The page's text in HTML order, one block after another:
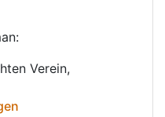
Verein,